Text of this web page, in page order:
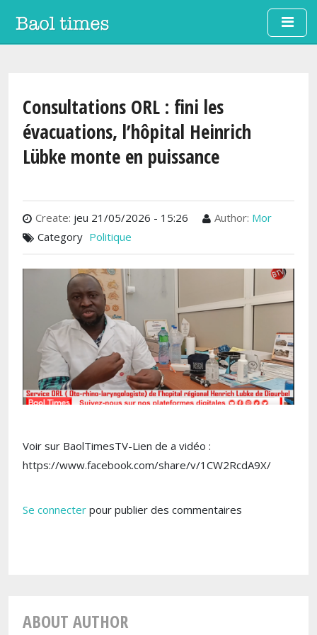
Aller au contenu principal
Consultations ORL : fini les
évacuations, l’hôpital Heinrich
Lübke monte en puissance
Create: jeu 21/05/2026 - 15:26 Author: Mor
Category Politique
Voir sur BaolTimesTV-Lien de a vidéo :
https://www.facebook.com/share/v/1CW2RcdA9X/
Se connecter pour publier des commentaires
ABOUT AUTHOR